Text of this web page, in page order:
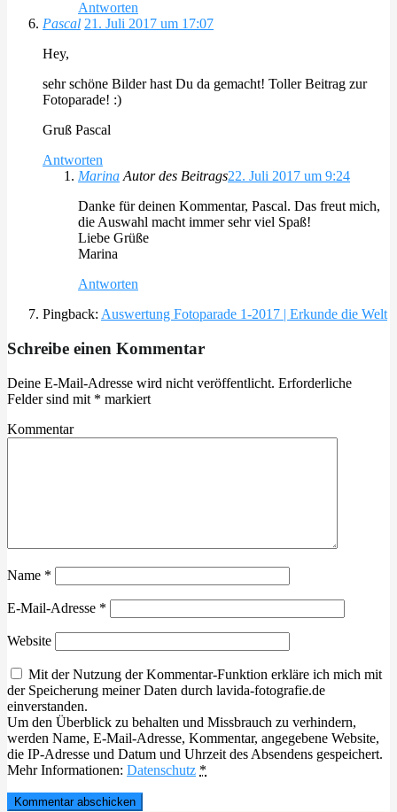
Antworten
Pascal 21. Juli 2017 um 17:07
Hey,
sehr schöne Bilder hast Du da gemacht! Toller Beitrag zur
Fotoparade! :)
Gruß Pascal
Antworten
Marina Autor des Beitrags22. Juli 2017 um 9:24
Danke für deinen Kommentar, Pascal. Das freut mich,
die Auswahl macht immer sehr viel Spaß!
Liebe Grüße
Marina
Antworten
Pingback: Auswertung Fotoparade 1-2017 | Erkunde die Welt
Schreibe einen Kommentar
Deine E-Mail-Adresse wird nicht veröffentlicht. Erforderliche
Felder sind mit * markiert
Kommentar
Name *
E-Mail-Adresse *
Website
Mit der Nutzung der Kommentar-Funktion erkläre ich mich mit
der Speicherung meiner Daten durch lavida-fotografie.de
einverstanden.
Um den Überblick zu behalten und Missbrauch zu verhindern,
werden Name, E-Mail-Adresse, Kommentar, angegebene Website,
die IP-Adresse und Datum und Uhrzeit des Absendens gespeichert.
Mehr Informationen: Datenschutz *